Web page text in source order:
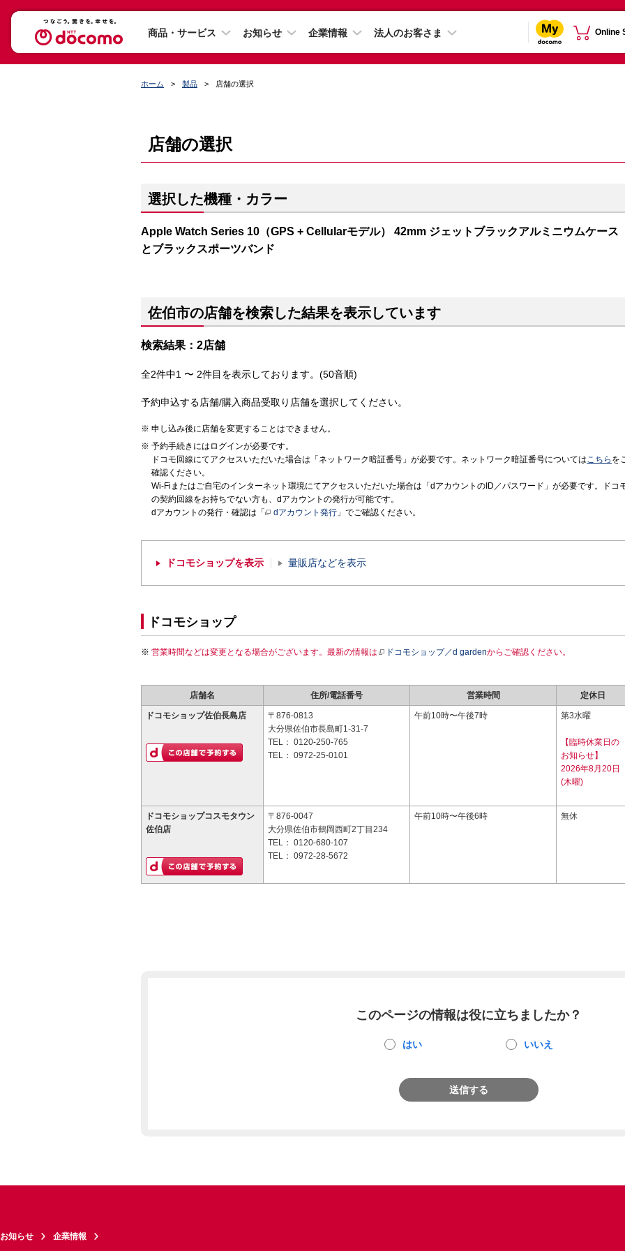
商品・サービス お知らせ 企業情報 法人のお客さま Online
ホーム 製品 店舗の選択
店舗の選択
選択した機種・カラー
Apple Watch Series 10（GPS + Cellularモデル） 42mm ジェットブラックアルミニウムケース
とブラックスポーツバンド
佐伯市の店舗を検索した結果を表示しています
検索結果：2店舗
全2件中1 〜 2件目を表示しております。(50音順)
予約申込する店舗/購入商品受取り店舗を選択してください。
申し込み後に店舗を変更することはできません。
予約手続きにはログインが必要です。
ドコモ回線にてアクセスいただいた場合は「ネットワーク暗証番号」が必要です。ネットワーク暗証番号についてはこちら を
確認ください。
Wi-Fiまたはご自宅のインターネット環境にてアクセスいただいた場合は「dアカウントのID／パスワード」が必要です。ドコ
の契約回線をお持ちでない方も、dアカウントの発行が可能です。
dアカウントの発行・確認は「
dアカウント発行 」でご確認ください。
ドコモショップを表示 量販店などを表示
ドコモショップ
営業時間などは変更となる場合がございます。最新の情報は ドコモショップ／d gardenからご確認ください。
店舗名 住所/電話番号 営業時間 定休日
ドコモショップ佐伯長島店
〒876-0813
大分県佐伯市長島町1-31-7
TEL： 0120-250-765
TEL： 0972-25-0101
午前10時〜午後7時 第3水曜
【臨時休業日の
お知らせ】
2026年8月20日
(木曜)
ドコモショップコスモタウン
佐伯店
〒876-0047
大分県佐伯市鶴岡西町2丁目234
TEL： 0120-680-107
TEL： 0972-28-5672
午前10時〜午後6時 無休
このページの情報は役に立ちましたか？
はい いいえ
送信する
お知らせ 企業情報